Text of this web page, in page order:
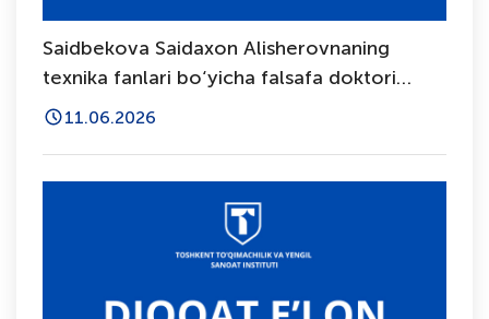
Saidbekova Saidaxon Alisherovnaning
texnika fanlari bo‘yicha falsafa doktori
(PhD) dissertatsiya ishi himoyasi to‘g‘risida
11.06.2026